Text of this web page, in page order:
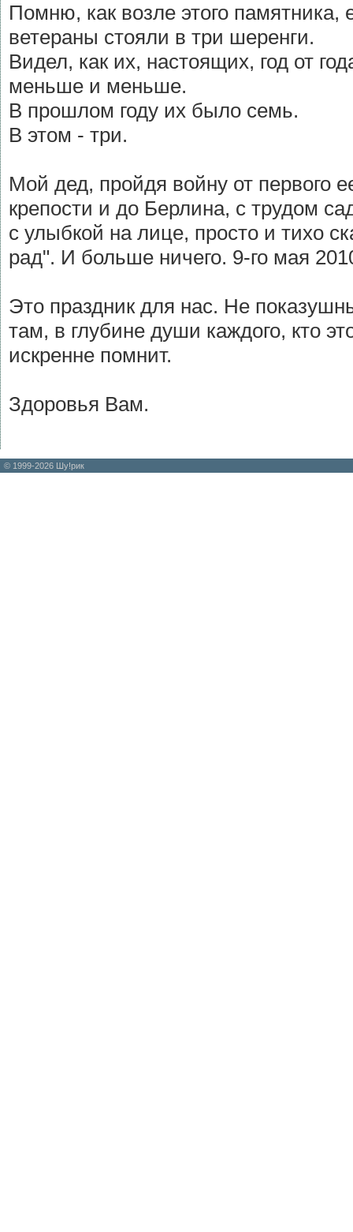
Помню, как возле этого
ветераны стояли в три шеренги.
Видел, как их, настоящих, год от
меньше и меньше.
В прошлом году их было семь.
В этом - три.
Мой дед, пройдя войну от первого
крепости и до Берлина, с трудом
с улыбкой на лице, просто и тихо
рад". И больше ничего. 9-го мая
Это праздник для нас. Не
там, в глубине души каждого, кто
искренне помнит.
Здоровья Вам.
© 1999-2026 Шу!рик